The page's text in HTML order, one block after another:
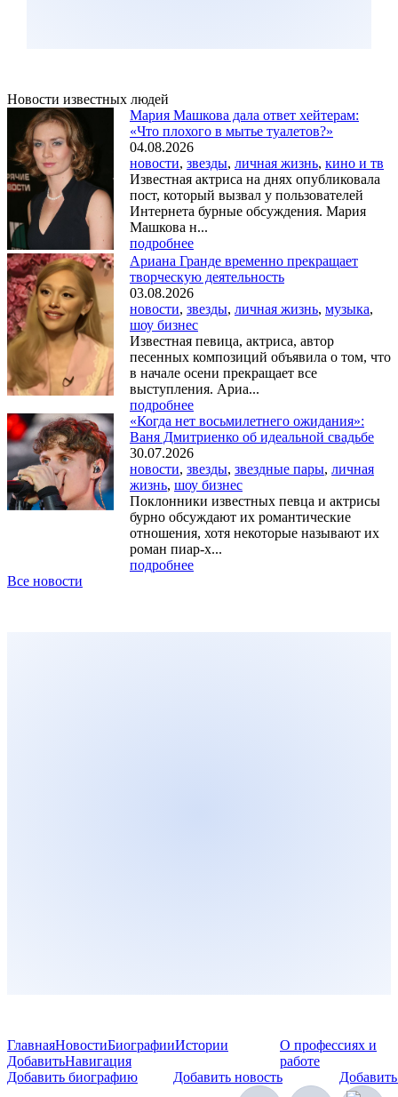
Новости известных людей
Мария Машкова дала ответ хейтерам:
«Что плохого в мытье туалетов?»
04.08.2026
новости, звезды, личная жизнь, кино и тв
Известная актриса на днях опубликовала
пост, который вызвал у пользователей
Интернета бурные обсуждения. Мария
Машкова н...
подробнее
Ариана Гранде временно прекращает
творческую деятельность
03.08.2026
новости, звезды, личная жизнь, музыка,
шоу бизнес
Известная певица, актриса, автор
песенных композиций объявила о том, что
в начале осени прекращает все
выступления. Ариа...
подробнее
«Когда нет восьмилетнего ожидания»:
Ваня Дмитриенко об идеальной свадьбе
30.07.2026
новости, звезды, звездные пары, личная
жизнь, шоу бизнес
Поклонники известных певца и актрисы
бурно обсуждают их романтические
отношения, хотя некоторые называют их
роман пиар-х...
подробнее
Все новости
ГлавнаяНовостиБиографииИстории
ДобавитьНавигация
О профессиях и
работе
Добавить биографию
Добавить новость